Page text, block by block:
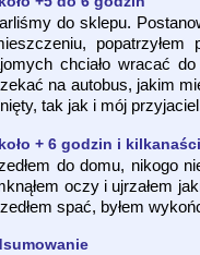
do sklepu.
chciało wracać
na autobus, jakim
tak jak i mój
+ 6 godzin i
do domu, nikogo
oczy i ujrzałem
spać, byłem